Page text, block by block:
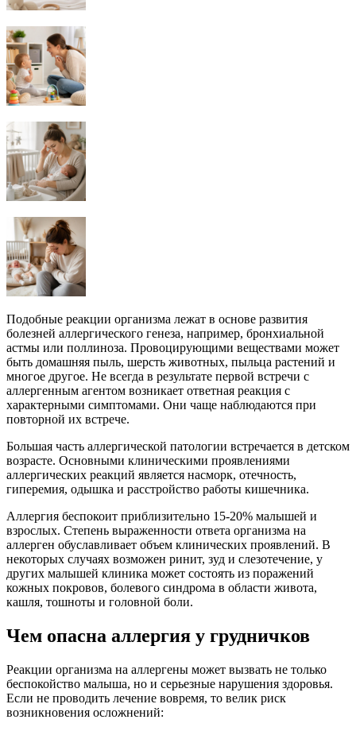
Подобные реакции организма лежат в основе развития
болезней аллергического генеза, например, бронхиальной
астмы или поллиноза. Провоцирующими веществами может
быть домашняя пыль, шерсть животных, пыльца растений и
многое другое. Не всегда в результате первой встречи с
аллергенным агентом возникает ответная реакция с
характерными симптомами. Они чаще наблюдаются при
повторной их встрече.
Большая часть аллергической патологии встречается в детском
возрасте. Основными клиническими проявлениями
аллергических реакций является насморк, отечность,
гиперемия, одышка и расстройство работы кишечника.
Аллергия беспокоит приблизительно 15-20% малышей и
взрослых. Степень выраженности ответа организма на
аллерген обуславливает объем клинических проявлений. В
некоторых случаях возможен ринит, зуд и слезотечение, у
других малышей клиника может состоять из поражений
кожных покровов, болевого синдрома в области живота,
кашля, тошноты и головной боли.
Чем опасна аллергия у грудничков
Реакции организма на аллергены может вызвать не только
беспокойство малыша, но и серьезные нарушения здоровья.
Если не проводить лечение вовремя, то велик риск
возникновения осложнений: